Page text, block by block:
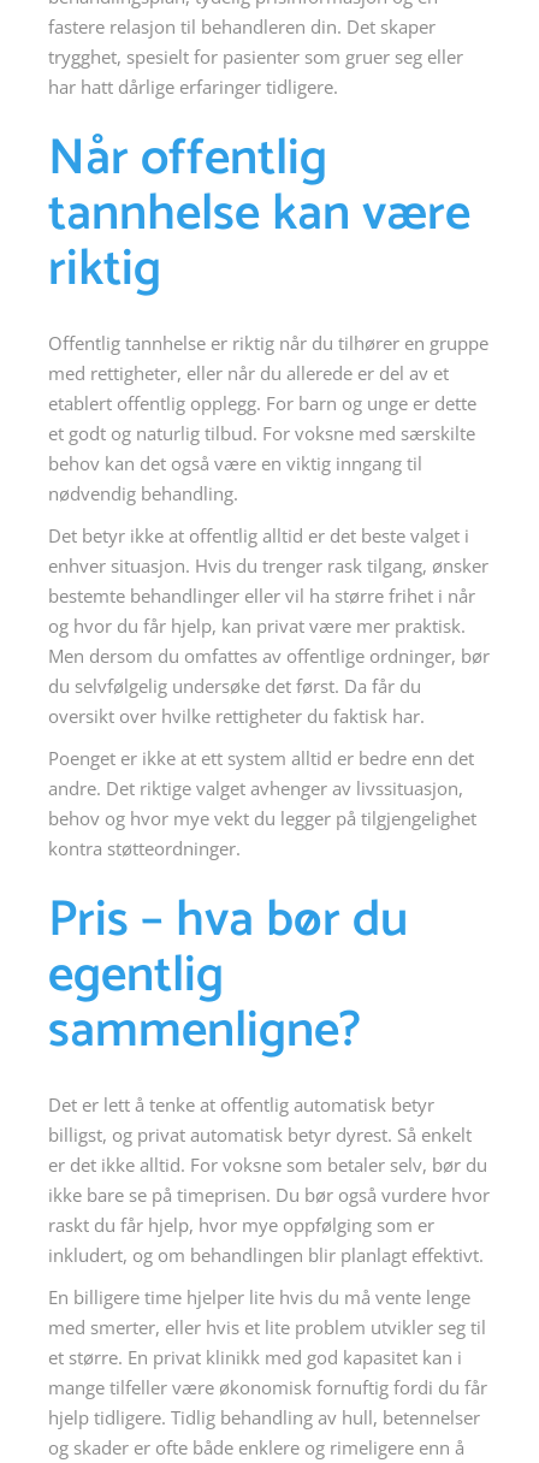
fastere relasjon til behandleren din. Det skaper
trygghet, spesielt for pasienter som gruer seg eller
har hatt dårlige erfaringer tidligere.
Når offentlig
tannhelse kan være
riktig
Offentlig tannhelse er riktig når du tilhører en gruppe
med rettigheter, eller når du allerede er del av et
etablert offentlig opplegg. For barn og unge er dette
et godt og naturlig tilbud. For voksne med særskilte
behov kan det også være en viktig inngang til
nødvendig behandling.
Det betyr ikke at offentlig alltid er det beste valget i
enhver situasjon. Hvis du trenger rask tilgang, ønsker
bestemte behandlinger eller vil ha større frihet i når
og hvor du får hjelp, kan privat være mer praktisk.
Men dersom du omfattes av offentlige ordninger, bør
du selvfølgelig undersøke det først. Da får du
oversikt over hvilke rettigheter du faktisk har.
Poenget er ikke at ett system alltid er bedre enn det
andre. Det riktige valget avhenger av livssituasjon,
behov og hvor mye vekt du legger på tilgjengelighet
kontra støtteordninger.
Pris – hva bør du
egentlig
sammenligne?
Det er lett å tenke at offentlig automatisk betyr
billigst, og privat automatisk betyr dyrest. Så enkelt
er det ikke alltid. For voksne som betaler selv, bør du
ikke bare se på timeprisen. Du bør også vurdere hvor
raskt du får hjelp, hvor mye oppfølging som er
inkludert, og om behandlingen blir planlagt effektivt.
En billigere time hjelper lite hvis du må vente lenge
med smerter, eller hvis et lite problem utvikler seg til
et større. En privat klinikk med god kapasitet kan i
mange tilfeller være økonomisk fornuftig fordi du får
hjelp tidligere. Tidlig behandling av hull, betennelser
og skader er ofte både enklere og rimeligere enn å